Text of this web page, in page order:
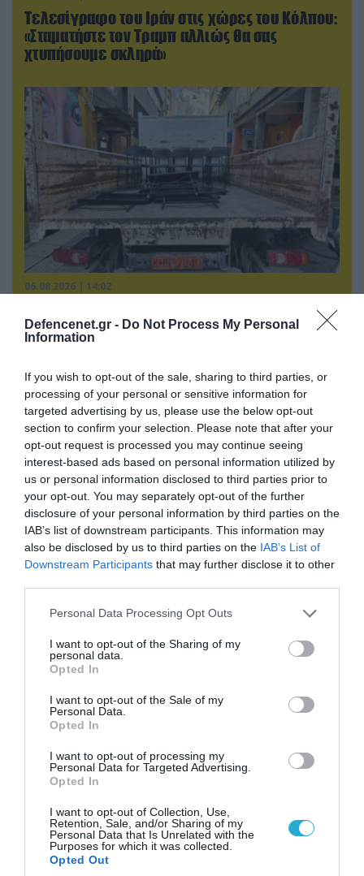
Defencenet.gr - Do Not Process My Personal
Information
If you wish to opt-out of the sale, sharing to third parties, or
processing of your personal or sensitive information for
targeted advertising by us, please use the below opt-out
section to confirm your selection. Please note that after your
opt-out request is processed you may continue seeing
interest-based ads based on personal information utilized by
us or personal information disclosed to third parties prior to
your opt-out. You may separately opt-out of the further
disclosure of your personal information by third parties on the
IAB’s list of downstream participants. This information may
also be disclosed by us to third parties on the IAB’s List of
Downstream Participants that may further disclose it to other
Please note that this website/app uses one or more Google
not limited to your visit or usage behaviour. You may click to
grant or deny consent to Google and its third-party tags to
use your data for below specified purposes in below Google
consent section.
Personal Data Processing Opt Outs
I want to opt-out of the Sharing of my
personal data.
Opted In
I want to opt-out of the Sale of my
Personal Data.
Opted In
I want to opt-out of processing my
Personal Data for Targeted Advertising.
Opted In
I want to opt-out of Collection, Use,
Retention, Sale, and/or Sharing of my
Personal Data that Is Unrelated with the
Purposes for which it was collected.
Opted Out
Τελεσίγραφο του Ιράν στις χώρες του Κόλπου:
«Σταματήστε τον Τραμπ αλλιώς θα σας
χτυπήσουμε σκληρά»
06.08.2026 | 14:02
Αθήνα: Απομακρύνθηκαν παράνομα
αντικείμενα από κοινόχρηστους χώρους
ΠΟΛΙΤΙΚΗ
«Επιχείρηση ελεύθερα πεζοδρόμια» στην
Αθήνα: Απομακρύνθηκαν παράνομα